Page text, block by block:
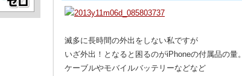
滅多に長時間の外出をしない私ですが
いざ外出！となると困るのがiPhoneの付属品の量。
ケーブルやモバイルバッテリーなどなど